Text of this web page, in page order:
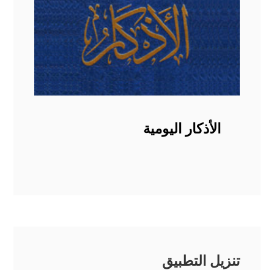
الأذكار اليومية
تنزيل التطبيق